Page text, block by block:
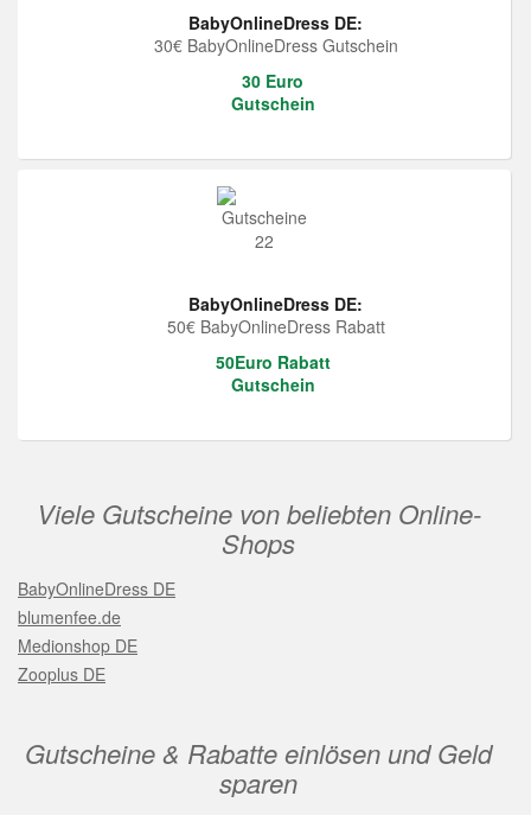
BabyOnlineDress DE:
30€ BabyOnlineDress Gutschein
30 Euro
Gutschein
BabyOnlineDress DE:
50€ BabyOnlineDress Rabatt
50Euro Rabatt
Gutschein
Viele Gutscheine von beliebten Online-
Shops
BabyOnlineDress DE
blumenfee.de
Medionshop DE
Zooplus DE
Gutscheine & Rabatte einlösen und Geld
sparen